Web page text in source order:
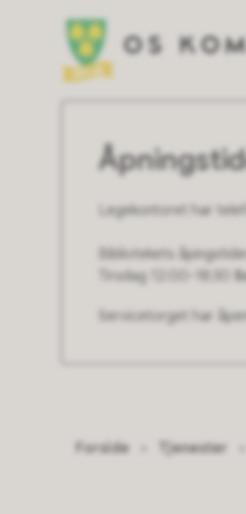
Legekontoret har
Bibliotekets
Tirsdag 12:00-18:30
Servicetorget har
Du er her:
Forside Tjenester